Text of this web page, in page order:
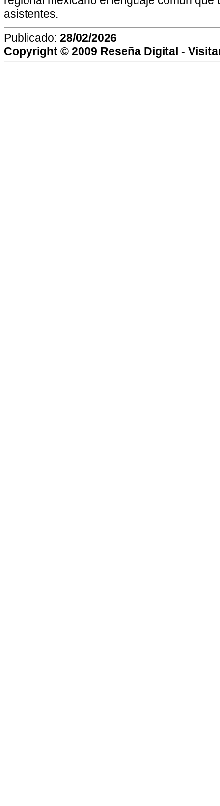
asistentes.
Publicado: 28/02/2026
Copyright © 2009 Reseña Digital -